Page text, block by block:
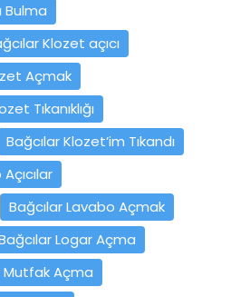
Bulma
Klozet açıcı
Açmak
Tıkanıklığı
Bağcılar Klozet’im Tıkandı
Bağcılar Lavabo Açmak
Logar Açma
Mutfak Açma